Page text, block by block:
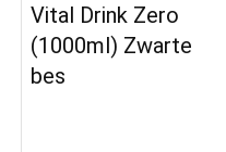
Vital Drink Zero
(1000ml) Zwarte
bes